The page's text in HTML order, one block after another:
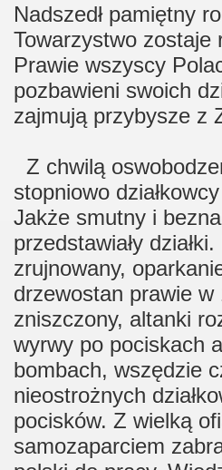
Nadszedł pamiętny
Towarzystwo zostaje
Prawie wszyscy
pozbawieni swoich
zajmują przybysze z
Z chwilą
stopniowo
Jakże smutny i
przedstawiały
zrujnowany,
drzewostan prawie w
zniszczony, altanki
wyrwy po pociskach
bombach, wszędzie
nieostrożnych
pocisków. Z wielką
samozaparciem